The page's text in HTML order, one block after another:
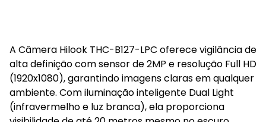
A Câmera Hilook THC-B127-LPC oferece vigilância de
alta definição com sensor de 2MP e resolução Full HD
(1920x1080), garantindo imagens claras em qualquer
ambiente. Com iluminação inteligente Dual Light
(infravermelho e luz branca), ela proporciona